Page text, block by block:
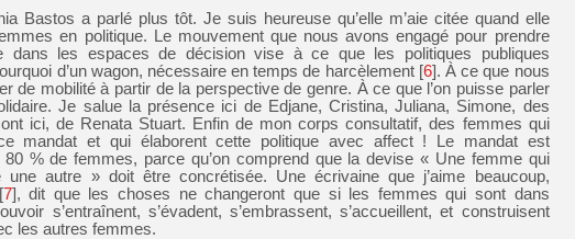
Bastos a parlé plus tôt. Je suis heureuse qu’elle m’aie citée quand elle
en politique. Le mouvement que nous avons engagé pour prendre
dans les espaces de décision vise à ce que les politiques publiques
d’un wagon, nécessaire en temps de harcèlement[6]. À ce que nous
de mobilité à partir de la perspective de genre. À ce que l’on puisse parler
Je salue la présence ici de Edjane, Cristina, Juliana, Simone, des
ici, de Renata Stuart. Enfin de mon corps consultatif, des femmes qui
mandat et qui élaborent cette politique avec affect ! Le mandat est
% de femmes, parce qu’on comprend que la devise « Une femme qui
une autre » doit être concrétisée. Une écrivaine que j’aime beaucoup,
[7], dit que les choses ne changeront que si les femmes qui sont dans
s’entraînent, s’évadent, s’embrassent, s’accueillent, et construisent
les autres femmes.